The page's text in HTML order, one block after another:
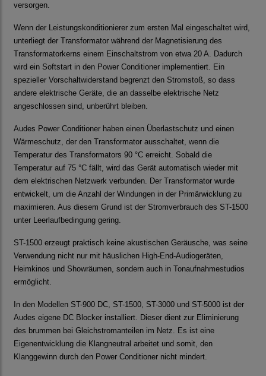
versorgen.
Wenn der Leistungskonditionierer zum ersten Mal eingeschaltet wird,
unterliegt der Transformator während der Magnetisierung des
Transformatorkerns einem Einschaltstrom von etwa 20 A. Dadurch
wird ein Softstart in den Power Conditioner implementiert. Ein
spezieller Vorschaltwiderstand begrenzt den Stromstoß, so dass
andere elektrische Geräte, die an dasselbe elektrische Netz
angeschlossen sind, unberührt bleiben.
Audes Power Conditioner haben einen Überlastschutz und einen
Wärmeschutz, der den Transformator ausschaltet, wenn die
Temperatur des Transformators 90 °C erreicht. Sobald die
Temperatur auf 75 °C fällt, wird das Gerät automatisch wieder mit
dem elektrischen Netzwerk verbunden. Der Transformator wurde
entwickelt, um die Anzahl der Windungen in der Primärwicklung zu
maximieren. Aus diesem Grund ist der Stromverbrauch des ST-1500
unter Leerlaufbedingung gering.
ST-1500 erzeugt praktisch keine akustischen Geräusche, was seine
Verwendung nicht nur mit häuslichen High-End-Audiogeräten,
Heimkinos und Showräumen, sondern auch in Tonaufnahmestudios
ermöglicht.
In den Modellen ST-900 DC, ST-1500, ST-3000 und ST-5000 ist der
Audes eigene DC Blocker installiert. Dieser dient zur Eliminierung
des brummen bei Gleichstromanteilen im Netz. Es ist eine
Eigenentwicklung die Klangneutral arbeitet und somit, den
Klanggewinn durch den Power Conditioner nicht mindert.